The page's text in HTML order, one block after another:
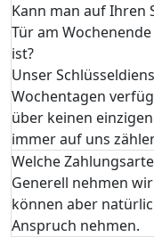
Kann man auf Ihren
Tür am
ist?
Unser
Wochentagen
über keinen
immer auf uns
Welche
Generell nehmen
können aber
Anspruch nehmen.